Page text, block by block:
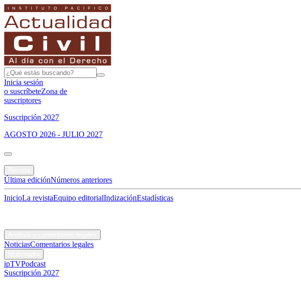
Inicia sesión
o suscríbeteZona de
suscriptores
Suscripción 2027
AGOSTO 2026 - JULIO 2027
Última ediciónNúmeros anteriores
InicioLa revistaEquipo editorialIndizaciónEstadísticas
NoticiasComentarios legales
ipTVPodcast
Suscripción 2027